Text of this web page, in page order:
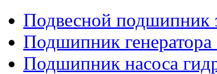
Подвесной подшипник
Подшипник генератора
Подшипник насоса